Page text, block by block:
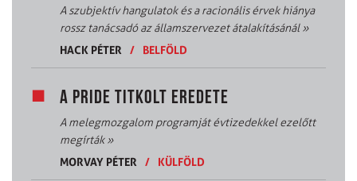
A szubjektív hangulatok és a racionális érvek hiánya
rossz tanácsadó az államszervezet átalakításánál»
HACK PÉTER
/ BELFÖLD
A PRIDE TITKOLT EREDETE
A melegmozgalom programját évtizedekkel ezelőtt
megírták»
MORVAY PÉTER
/ KÜLFÖLD